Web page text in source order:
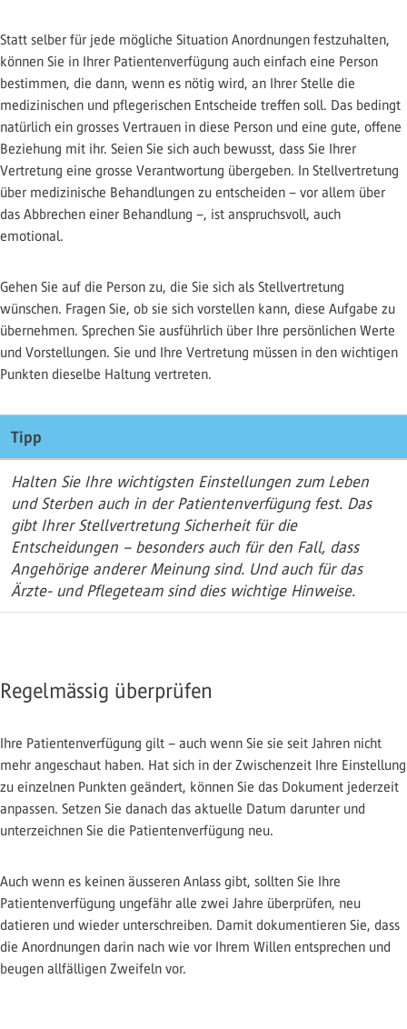
Statt selber für jede mögliche Situation Anordnungen festzuhalten,
können Sie in Ihrer Patientenverfügung auch einfach eine Person
bestimmen, die dann, wenn es nötig wird, an Ihrer Stelle die
medizinischen und pflegerischen Entscheide treffen soll. Das bedingt
natürlich ein grosses Vertrauen in diese Person und eine gute, offene
Beziehung mit ihr. Seien Sie sich auch bewusst, dass Sie Ihrer
Vertretung eine grosse Verantwortung übergeben. In Stellvertretung
über medizinische Behandlungen zu entscheiden – vor allem über
das Abbrechen einer Behandlung –, ist anspruchsvoll, auch
emotional.
Gehen Sie auf die Person zu, die Sie sich als Stellvertretung
wünschen. Fragen Sie, ob sie sich vorstellen kann, diese Aufgabe zu
übernehmen. Sprechen Sie ausführlich über Ihre persönlichen Werte
und Vorstellungen. Sie und Ihre Vertretung müssen in den wichtigen
Punkten dieselbe Haltung vertreten.
Tipp
Halten Sie Ihre wichtigsten Einstellungen zum Leben
und Sterben auch in der Patientenverfügung fest. Das
gibt Ihrer Stellvertretung Sicherheit für die
Entscheidungen – besonders auch für den Fall, dass
Angehörige anderer Meinung sind. Und auch für das
Ärzte- und Pflegeteam sind dies wichtige Hinweise.
Regelmässig überprüfen
Ihre Patientenverfügung gilt – auch wenn Sie sie seit Jahren nicht
mehr angeschaut haben. Hat sich in der Zwischenzeit Ihre Einstellung
zu einzelnen Punkten geändert, können Sie das Dokument jederzeit
anpassen. Setzen Sie danach das aktuelle Datum darunter und
unterzeichnen Sie die Patientenverfügung neu.
Auch wenn es keinen äusseren Anlass gibt, sollten Sie Ihre
Patientenverfügung ungefähr alle zwei Jahre überprüfen, neu
datieren und wieder unterschreiben. Damit dokumentieren Sie, dass
die Anordnungen darin nach wie vor Ihrem Willen entsprechen und
beugen allfälligen Zweifeln vor.